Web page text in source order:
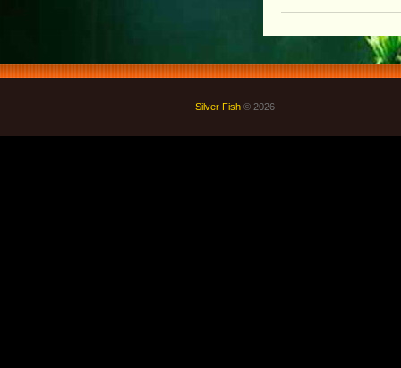
Silver Fish © 2026